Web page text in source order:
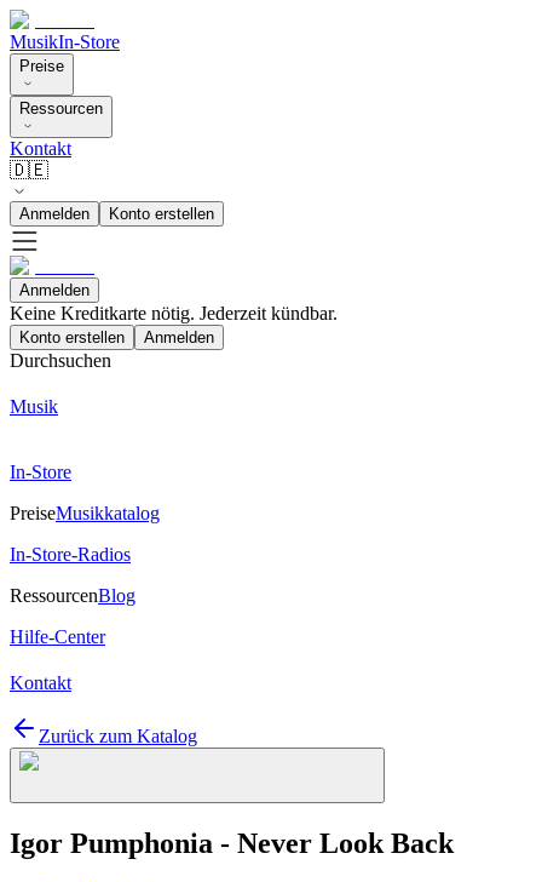
MusikIn-Store
Preise
Ressourcen
Kontakt
🇩🇪
Anmelden Konto erstellen
Anmelden
Keine Kreditkarte nötig. Jederzeit kündbar.
Konto erstellen Anmelden
Durchsuchen
Musik
In-Store
PreiseMusikkatalog
In-Store-Radios
RessourcenBlog
Hilfe-Center
Kontakt
Zurück zum Katalog
Igor Pumphonia - Never Look Back